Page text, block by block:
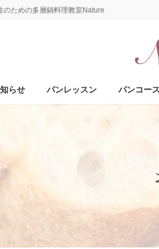
ための多層鍋料理教室Nature
らせ パンレッスン パンコース